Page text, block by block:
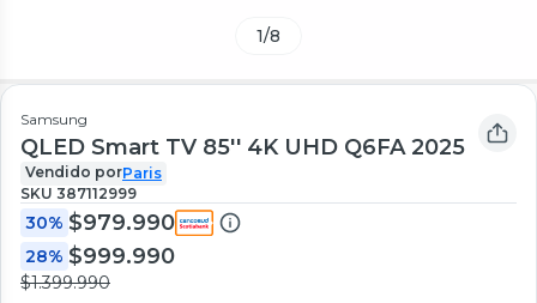
1/8
Samsung
QLED Smart TV 85'' 4K UHD Q6FA 2025
Vendido porParis
SKU 387112999
30% $979.990
28% $999.990
$1.399.990